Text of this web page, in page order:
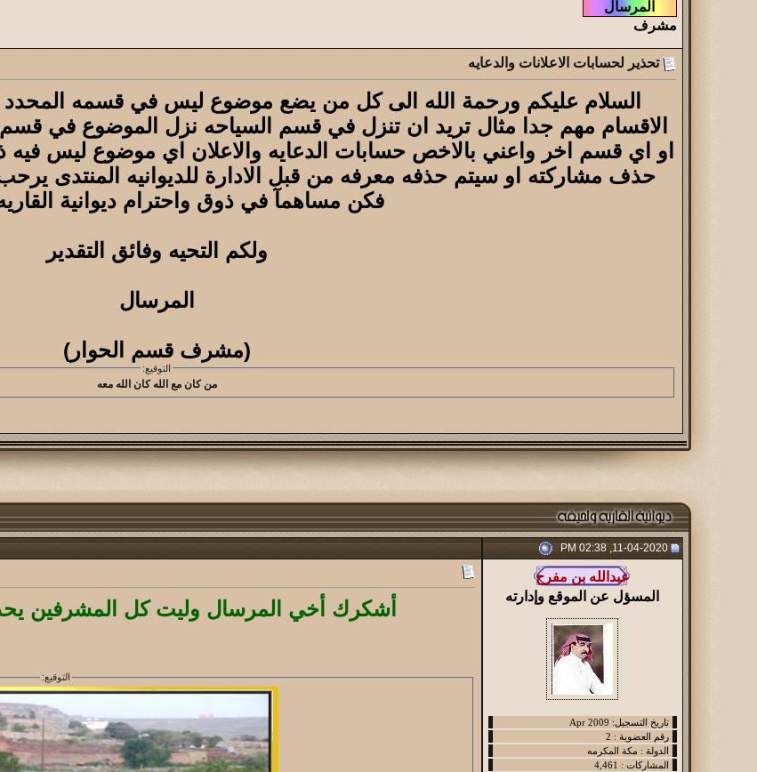
مشرف
تحذير لحسابات الاعلانات والدعايه
السلام عليكم ورحمة الله الى كل من يضع موضوع ليس في قسمه
الاقسام مهم جدا مثال تريد ان تنزل في قسم السياحه نزل الموضوع في
او اي قسم اخر واعني بالاخص حسابات الدعايه والاعلان اي موضوع ليس فيه
حذف مشاركته او سيتم حذفه معرفه من قبل الادارة للديوانيه المنتدى
فكن مساهمآ في ذوق واحترام ديوانية
ولكم التحيه وفائق التقدير
المرسال
(مشرف قسم الحوار)
التوقيع:
من كان مع الله كان الله معه
11-04-2020, 02:38 PM
المسؤل عن الموقع وإدارته
أشكرك أخي المرسال وليت كل المشرفين
التوقيع: